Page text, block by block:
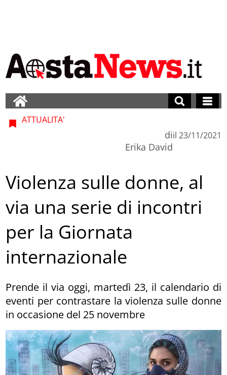
ATTUALITA'
di
Erika David
il 23/11/2021
Violenza sulle donne, al
via una serie di incontri
per la Giornata
internazionale
Prende il via oggi, martedì 23, il calendario di
eventi per contrastare la violenza sulle donne
in occasione del 25 novembre